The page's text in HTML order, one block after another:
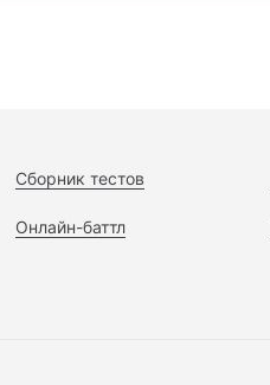
Сборник тестов
Онлайн-баттл